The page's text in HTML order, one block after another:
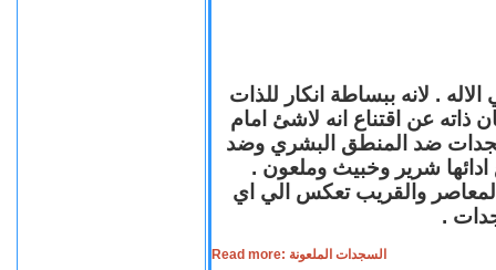
. لانه ببساطة انكار للذات
ذاته عن اقتناع انه لاشئ امام
ضد المنطق البشري وضد
ادائها شرير وخبيث وملعون .
المعاصر والقريب تعكس الي اي
.
Read more: السجدات الملعونة